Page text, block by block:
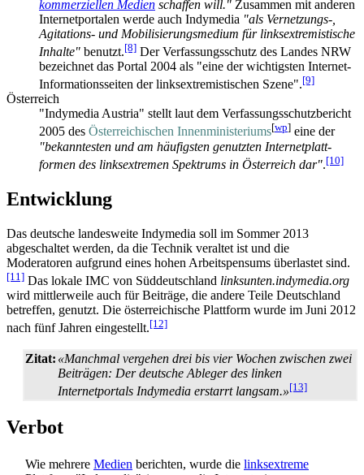
kommerziellen Medien schaffen will." Zusammen mit anderen
Internet­portalen werde auch Indymedia "als Vernetzungs-,
Agitations- und Mobilisierungs­medium für links­extremistische
Inhalte" benutzt.[8] Der Verfassungsschutz des Landes NRW
bezeichnet das Portal 2004 als "eine der wichtigsten Internet-
Informations­seiten der links­extremistischen Szene".[9]
Österreich
"Indymedia Austria" stellt laut dem Verfassungsschutzbericht
2005 des Öster­reichischen Innen­ministeriums[wp] eine der
"bekanntesten und am häufigsten genutzten Internet­platt­
formen des links­extremen Spektrums in Österreich dar".[10]
Entwicklung
Das deutsche landesweite Indymedia soll im Sommer 2013
abgeschaltet werden, da die Technik veraltet ist und die
Moderatoren aufgrund eines hohen Arbeitspensums überlastet sind.
[11] Das lokale IMC von Süddeutschland linksunten.indymedia.org
wird mittlerweile auch für Beiträge, die andere Teile Deutschland
betreffen, genutzt. Die österreichische Plattform wurde im Juni 2012
nach fünf Jahren eingestellt.[12]
Zitat: «Manchmal vergehen drei bis vier Wochen zwischen zwei
Beiträgen: Der deutsche Ableger des linken
Internetportals Indymedia erstarrt langsam.»[13]
Verbot
Wie mehrere Medien berichten, wurde die links­extreme